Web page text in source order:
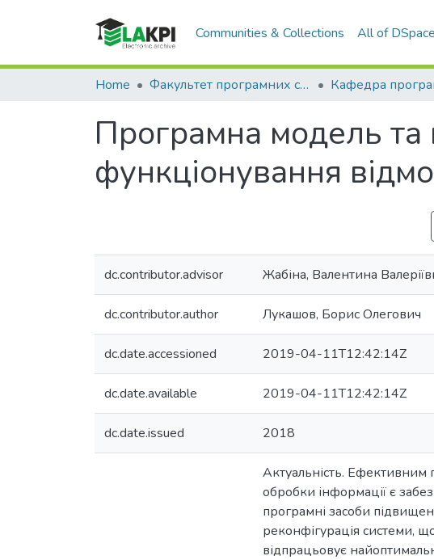
Communities & Collections All of DSpace
Home Факультет програмних систем та прикладної математики (ФПСПМ)
Програмна модель та
функціонування
dc.contributor.advisor Жабіна, Валентина
dc.contributor.author Лукашов, Борис Олегович
dc.date.accessioned 2019-04-11T12:42:14Z
dc.date.available 2019-04-11T12:42:14Z
dc.date.issued 2018
Актуальність. Ефективним
обробки інформації є
програмні засоби
реконфігурація системи,
відпрацьовує